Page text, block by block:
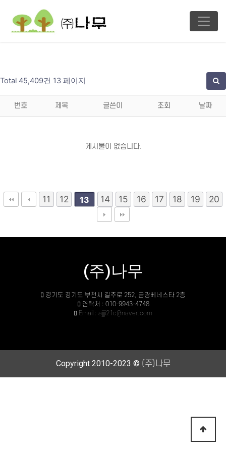
Total 45,409건 13 페이지
번호 제목 글쓴이 조회 날짜
게시물이 없습니다.
11 12 13 14 15 16 17 18 19 20
(주)나무
경기도 경기도 부천시 길주로 252, 금광베네스타 2층
연락처 : 010-9943-4748
Email : ajjji21c@naver.com
Copyright 2010-2023 © (주)나무